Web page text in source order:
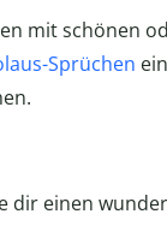
mit schönen
Sprüchen
dir einen